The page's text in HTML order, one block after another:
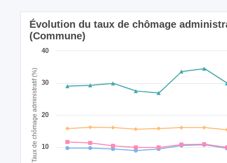
Taux de chômage administratif (%)
Évolution du taux de chômage
(Commune)
10
20
30
40